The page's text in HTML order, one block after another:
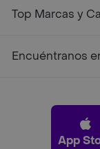
Top Marcas y
Encuéntranos
App